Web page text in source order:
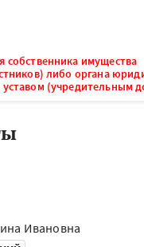
собственника имущества
либо органа
(учредительным
Ивановна